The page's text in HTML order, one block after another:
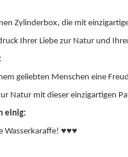
Zylinderbox, die mit
Ihrer Liebe zur Natur und
geliebten Menschen eine
Natur mit dieser einzigartigen
einig:
Wasserkaraffe! ♥♥♥